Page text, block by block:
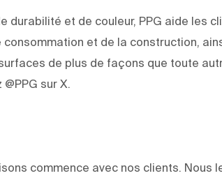
durabilité et de couleur, PPG aide les
et de la construction,
de plus de façons que toute
sur X.
commence avec nos clients. Nous